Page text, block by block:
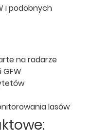
i podobnych
na radarze
lasów